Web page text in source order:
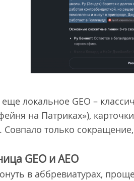
локальное GEO –
на Патриках»),
Совпало только
GEO и AEO
в аббревиатурах,